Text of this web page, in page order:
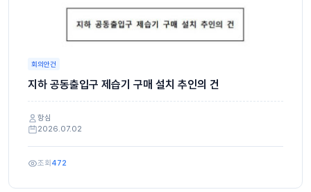
회의안건
지하 공동출입구 제습기 구매 설치 추인의 건
항심
2026.07.02
조회 472